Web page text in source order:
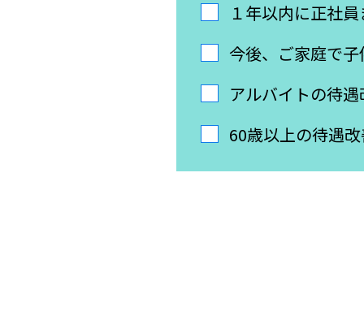
１年以内に正社
今後、ご家庭で
アルバイトの待
60歳以上の待遇